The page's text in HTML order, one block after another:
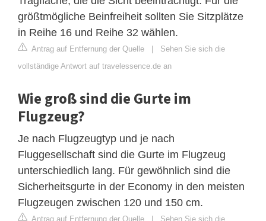
größtmögliche Beinfreiheit sollten Sie Sitzplätze
in Reihe 16 und Reihe 32 wählen.
Antrag auf Entfernung der Quelle | Sehen Sie sich die
vollständige Antwort auf travelessence.de an
Wie groß sind die Gurte im
Flugzeug?
Je nach Flugzeugtyp und je nach
Fluggesellschaft sind die Gurte im Flugzeug
unterschiedlich lang. Für gewöhnlich sind die
Sicherheitsgurte in der Economy in den meisten
Flugzeugen zwischen 120 und 150 cm.
Antrag auf Entfernung der Quelle | Sehen Sie sich die